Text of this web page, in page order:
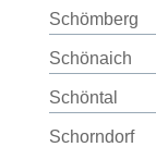
Schömberg
Schönaich
Schöntal
Schorndorf